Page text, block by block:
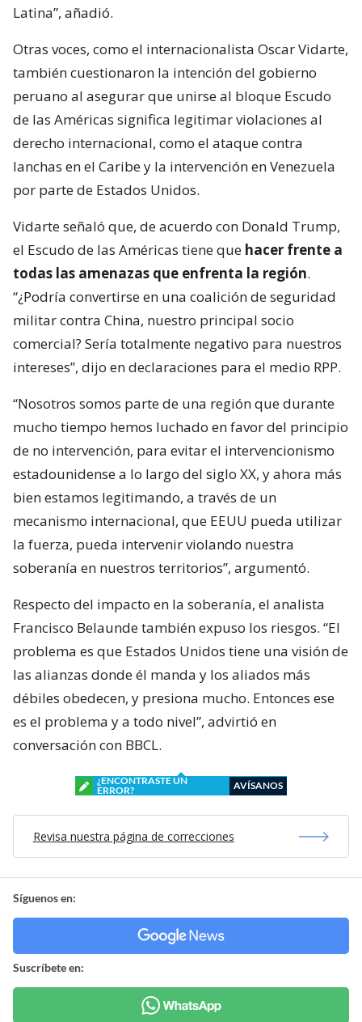
Latina”, añadió.
Otras voces, como el internacionalista Oscar Vidarte,
también cuestionaron la intención del gobierno
peruano al asegurar que unirse al bloque Escudo
de las Américas significa legitimar violaciones al
derecho internacional, como el ataque contra
lanchas en el Caribe y la intervención en Venezuela
por parte de Estados Unidos.
Vidarte señaló que, de acuerdo con Donald Trump,
el Escudo de las Américas tiene que hacer frente a
todas las amenazas que enfrenta la región.
“¿Podría convertirse en una coalición de seguridad
militar contra China, nuestro principal socio
comercial? Sería totalmente negativo para nuestros
intereses”, dijo en declaraciones para el medio RPP.
“Nosotros somos parte de una región que durante
mucho tiempo hemos luchado en favor del principio
de no intervención, para evitar el intervencionismo
estadounidense a lo largo del siglo XX, y ahora más
bien estamos legitimando, a través de un
mecanismo internacional, que EEUU pueda utilizar
la fuerza, pueda intervenir violando nuestra
soberanía en nuestros territorios”, argumentó.
Respecto del impacto en la soberanía, el analista
Francisco Belaunde también expuso los riesgos. “El
problema es que Estados Unidos tiene una visión de
las alianzas donde él manda y los aliados más
débiles obedecen, y presiona mucho. Entonces ese
es el problema y a todo nivel”, advirtió en
conversación con BBCL.
¿ENCONTRASTE UN
ERROR?
AVÍSANOS
Revisa nuestra página de correcciones
Síguenos en:
Suscríbete en: